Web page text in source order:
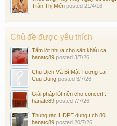
Trần Thị Mến posted 21/4/16
Chủ đề được yêu thích
Tấm lót nhựa cho sân khấu ca...
hanatc89 posted 3/7/26
Chu Dịch Và Bí Mật Tương Lai
Cuu Dung posted 3/7/26
Giải pháp lót nền cho concert...
hanatc89 posted 7/7/26
Thùng rác HDPE dung tích 80L
hanatc89 posted 20/7/26